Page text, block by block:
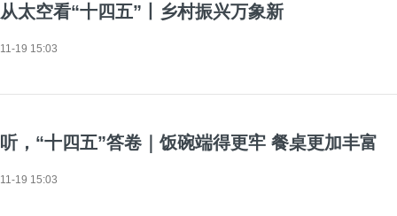
从太空看“十四五”丨乡村振兴万象新
11-19 15:03
听，“十四五”答卷｜饭碗端得更牢 餐桌更加丰富
11-19 15:03